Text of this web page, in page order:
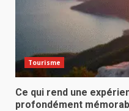
Tourisme
Ce qui rend une
profondément